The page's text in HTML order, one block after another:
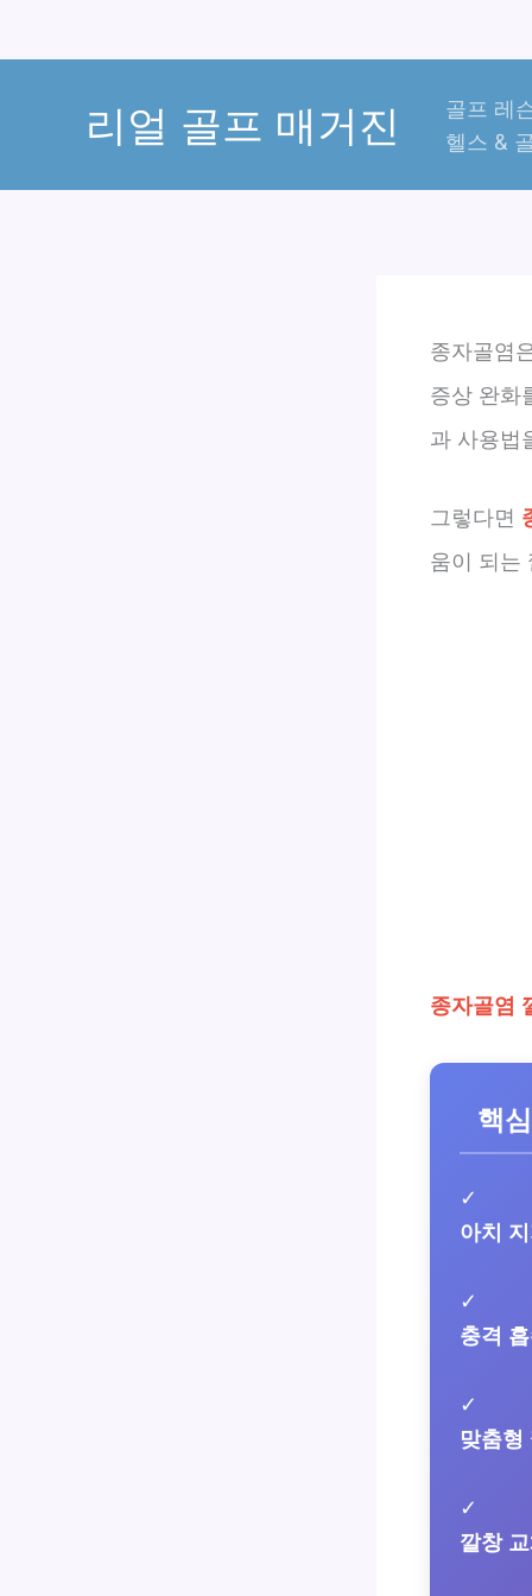
리얼 골프 매거진
골프 레
헬스 &
종자골염
증상 완화
과 사용법
그렇다면
움이 되는
종자골염
핵
✓
아치
✓
충격
✓
맞춤형
✓
깔창